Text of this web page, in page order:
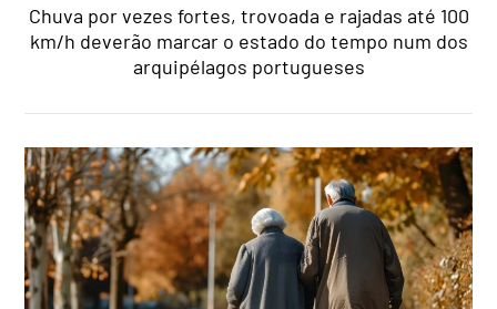
Chuva por vezes fortes, trovoada e rajadas até 100
km/h deverão marcar o estado do tempo num dos
arquipélagos portugueses